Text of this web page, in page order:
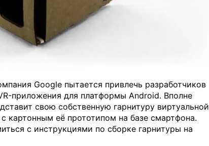
Google пытается привлечь разработчиков
приложения для платформы Android. Вполне
свою собственную гарнитуру виртуальной
картонным её прототипом на базе смартфона.
с инструкциями по сборке гарнитуры на